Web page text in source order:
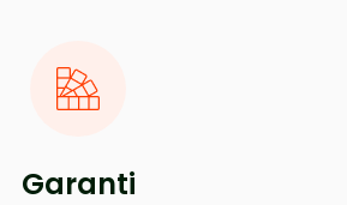
Garanti